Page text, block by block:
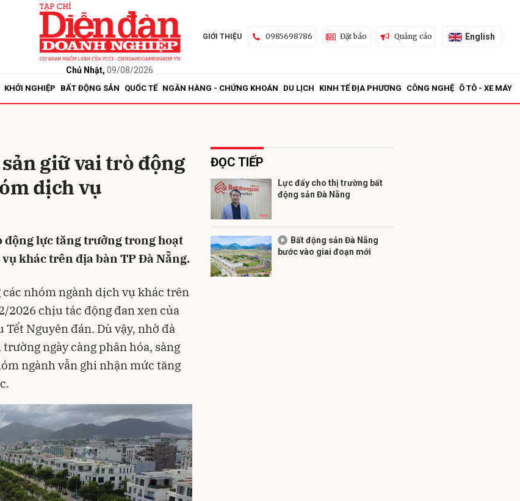
Chủ Nhật, 09/08/2026
GIỚI THIỆU 0985698786 Đặt báo Quảng cáo English
KHỞI NGHIỆP BẤT ĐỘNG SẢN QUỐC TẾ NGÂN HÀNG - CHỨNG KHOÁN DU LỊCH KINH TẾ ĐỊA PHƯƠNG CÔNG NGHỆ Ô TÔ - XE MÁY
giữ vai trò động
dịch vụ
động lực tăng trưởng trong hoạt
khác trên địa bàn TP Đà Nẵng.
nhóm ngành dịch vụ khác trên
2026 chịu tác động đan xen của
Nguyên đán. Dù vậy, nhờ đà
ngày càng phân hóa, sàng
ngành vẫn ghi nhận mức tăng
ĐỌC TIẾP
Lực đẩy cho thị trường bất
động sản Đà Nẵng
Bất động sản Đà Nẵng
bước vào giai đoạn mới
Gửi